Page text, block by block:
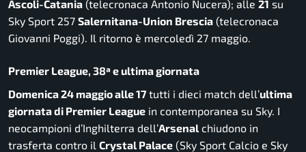
Ascoli-Catania (telecronaca Antonio Nucera); alle 21 su
Sky Sport 257 Salernitana-Union Brescia (telecronaca
Giovanni Poggi). Il ritorno è mercoledì 27 maggio.
Premier League, 38ª e ultima giornata
Domenica 24 maggio alle 17 tutti i dieci match dell’ultima
giornata di Premier League in contemporanea su Sky. I
neocampioni d’Inghilterra dell’Arsenal chiudono in
trasferta contro il Crystal Palace (Sky Sport Calcio e Sky